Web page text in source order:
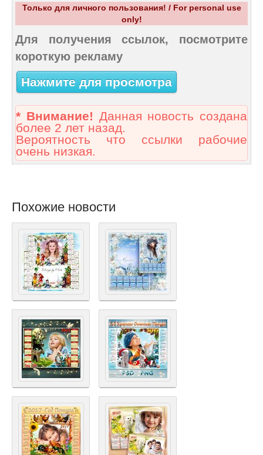
Только для личного пользования! / For personal use
only!
Для получения ссылок, посмотрите
короткую рекламу
Нажмите для просмотра
* Внимание! Данная новость создана
более 2 лет назад.
Вероятность что ссылки рабочие
очень низкая.
Похожие новости